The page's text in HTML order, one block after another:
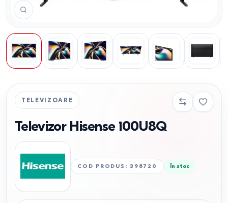
TELEVIZOARE
Televizor Hisense 100U8Q
COD PRODUS :398720 În stoc